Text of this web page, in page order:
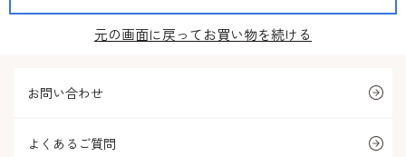
元の画面に戻ってお買い物を続ける
お問い合わせ
よくあるご質問